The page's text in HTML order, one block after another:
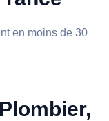
en moins de 30